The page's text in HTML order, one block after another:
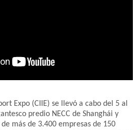
Expo (CIIE) se llevó a cabo del 5 al
predio NECC de Shanghái y
más de 3.400 empresas de 150